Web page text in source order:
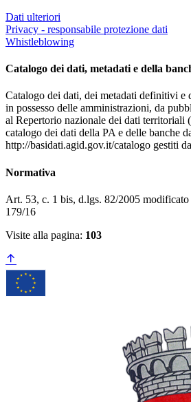
Dati ulteriori
Privacy - responsabile protezione dati
Whistleblowing
Catalogo dei dati, metadati e della
Catalogo dei dati, dei metadati definitivi e
in possesso delle amministrazioni, da
al Repertorio nazionale dei dati territoriali
catalogo dei dati della PA e delle banche
http://basidati.agid.gov.it/catalogo gestiti
Normativa
Art. 53, c. 1 bis, d.lgs. 82/2005 modificato
179/16
Visite alla pagina: 103